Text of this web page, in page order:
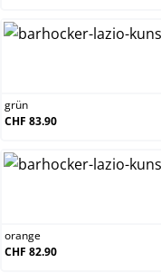
grün
CHF 83.90
orange
CHF 82.90